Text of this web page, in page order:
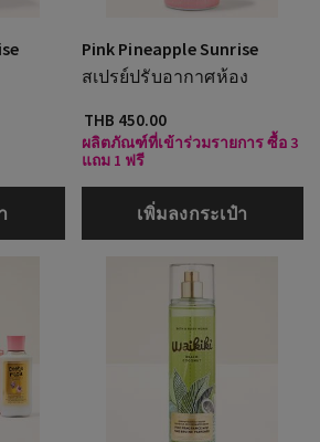
Pink Pineapple Sunrise
สเปรย์ปรับอากาศห้อง
THB 450.00
ผลิตภัณฑ์ที่เข้าร่วมรายการ ซื้อ 3
แถม 1 ฟรี
เพิ่มลงกระเป๋า